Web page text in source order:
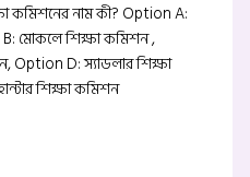
কমিশনের নাম কী? Option A:
মোকলে শিক্ষা কমিশন ,
Option D: স্যাডলার শিক্ষা
শিক্ষা কমিশন